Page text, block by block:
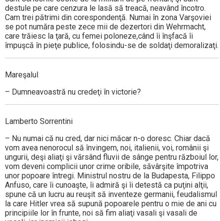
destule pe care cenzura le lasă să treacă, neavând încotro.
Cam trei pătrimi din corespondenţă. Numai în zona Varşoviei
se pot număra peste zece mii de dezertori din Wehrmacht,
care trăiesc la ţară, cu femei poloneze,când îi înşfacă îi
împuşcă în pieţe publice, folosindu-se de soldaţi demoralizaţi.
Mareşalul
– Dumneavoastră nu credeţi în victorie?
Lamberto Sorrentini
– Nu numai că nu cred, dar nici măcar n-o doresc. Chiar dacă
vom avea nenorocul să învingem, noi, italienii, voi, românii şi
ungurii, deşi aliaţi şi vărsând fluvii de sânge pentru războiul lor,
vom deveni complicii unor crime oribile, săvârşite împotriva
unor popoare întregi. Ministrul nostru de la Budapesta, Filippo
Anfuso, care îi cunoaşte, îi admiră şi îi detestă ca puţini alţii,
spune că un lucru au reuşit să inventeze germanii, feudalismul
la care Hitler vrea să supună popoarele pentru o mie de ani cu
principiile lor în frunte, noi să fim aliaţi vasali şi vasali de